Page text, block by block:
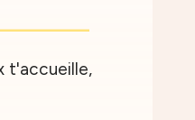
t'accueille,